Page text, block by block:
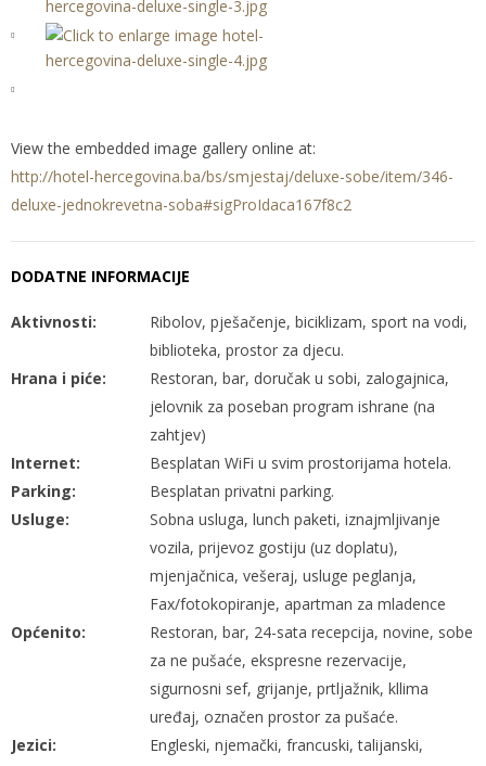
View the embedded image gallery online at:
http://hotel-hercegovina.ba/bs/smjestaj/deluxe-sobe/item/346-
deluxe-jednokrevetna-soba#sigProIdaca167f8c2
DODATNE INFORMACIJE
Aktivnosti:
Ribolov, pješačenje, biciklizam, sport na vodi,
biblioteka, prostor za djecu.
Hrana i piće:
Restoran, bar, doručak u sobi, zalogajnica,
jelovnik za poseban program ishrane (na
zahtjev)
Internet:
Besplatan WiFi u svim prostorijama hotela.
Parking:
Besplatan privatni parking.
Usluge:
Sobna usluga, lunch paketi, iznajmljivanje
vozila, prijevoz gostiju (uz doplatu),
mjenjačnica, vešeraj, usluge peglanja,
Fax/fotokopiranje, apartman za mladence
Općenito:
Restoran, bar, 24-sata recepcija, novine, sobe
za ne pušaće, ekspresne rezervacije,
sigurnosni sef, grijanje, prtljažnik, kllima
uređaj, označen prostor za pušaće.
Jezici:
Engleski, njemački, francuski, talijanski,